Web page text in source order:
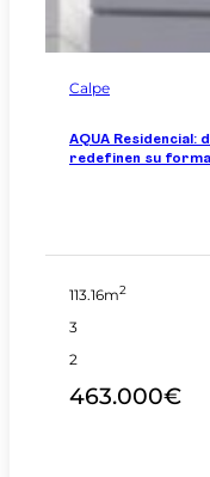
Calpe
AQUA Residencial:
redefinen su forma
113.16m2
3
2
463.000€